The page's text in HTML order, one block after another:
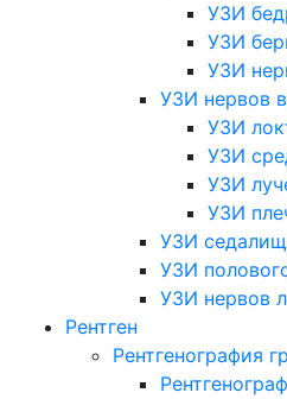
УЗИ
УЗИ
УЗИ
УЗИ нервов
УЗИ
УЗИ
УЗИ
УЗИ
УЗИ
УЗИ
УЗИ нервов
Рентген
Рентгенография